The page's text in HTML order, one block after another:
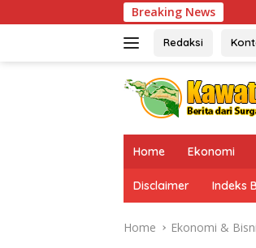
to
Breaking News
Lacak Keberadaan
Redaksi
Home Ekonomi
Disclaimer Indeks
Home Ekonomi &